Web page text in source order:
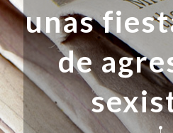
unas
de